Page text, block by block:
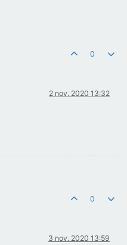
0
2 nov. 2020 13:32
0
3 nov. 2020 13:59